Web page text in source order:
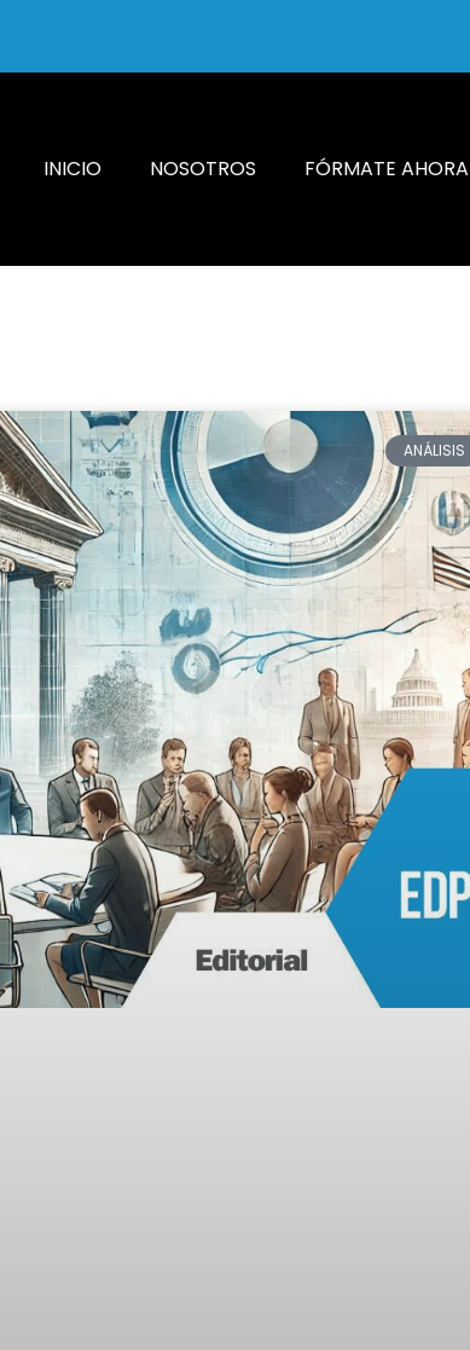
INICIO NOSOTROS FÓRMATE AHORA
ANÁLISIS